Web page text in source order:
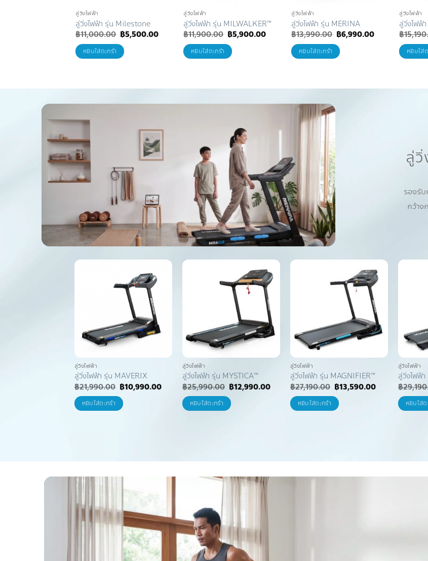
ลู่วิ่งไฟฟ้า
ลู่วิ่งไฟฟ้า รุ่น Milestone
฿11,000.00 Original
price
was:
฿11,000.00.
฿5,500.00Current
฿5,500.00.
หยิบใส่ตะกร้า
ลู่วิ่งไฟฟ้า
ลู่วิ่งไฟฟ้า รุ่น MILWALKER™
฿11,900.00 Original
price
was:
฿11,900.00.
฿5,900.00Current
฿5,900.00.
หยิบใส่ตะกร้า
ลู่วิ่งไฟฟ้า
ลู่วิ่งไฟฟ้า รุ่น MERINA
฿13,990.00 Original
price
was:
฿13,990.00.
฿6,990.00Current
฿6,990.00.
หยิบใส่ตะกร้า
ลู่วิ่งไฟฟ้า
ลู่วิ่งไฟฟ้
฿
หยิบใส่
ลู่
รองรั
กว้าง
Add to
Wishlist
ลู่วิ่งไฟฟ้า
ลู่วิ่งไฟฟ้า รุ่น MAVERIX
฿21,990.00 Original
price
was:
฿21,990.00.
฿10,990.00Current
฿10,990.00.
หยิบใส่ตะกร้า
Add to
Wishlist
ลู่วิ่งไฟฟ้า
ลู่วิ่งไฟฟ้า รุ่น MYSTICA™
฿25,990.00 Original
price
was:
฿25,990.00.
฿12,990.00Current
฿12,990.00.
หยิบใส่ตะกร้า
Add to
Wishlist
ลู่วิ่งไฟฟ้า
ลู่วิ่งไฟฟ้า รุ่น MAGNIFIER™
฿27,190.00 Original
price
was:
฿27,190.00.
฿13,590.00Current
฿13,590.00.
หยิบใส่ตะกร้า
ลู่วิ่งไฟฟ้า
ลู่วิ่งไฟฟ้
฿
หยิบใส่ต